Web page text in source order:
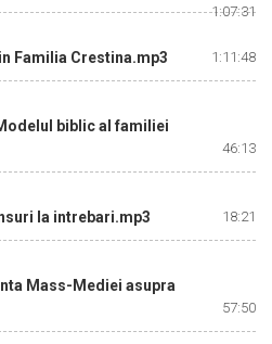
1:07:31
Familia Crestina.mp3 1:11:48
biblic al familiei
46:13
la intrebari.mp3 18:21
Mass-Mediei asupra
57:50